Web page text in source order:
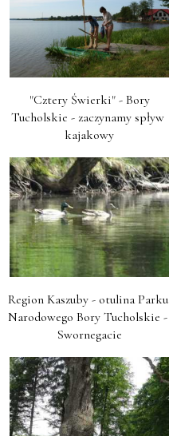
Tucholskie - zaczynamy spływ
kajakowy
Region Kaszuby - otulina Parku
Narodowego Bory Tucholskie -
Swornegacie